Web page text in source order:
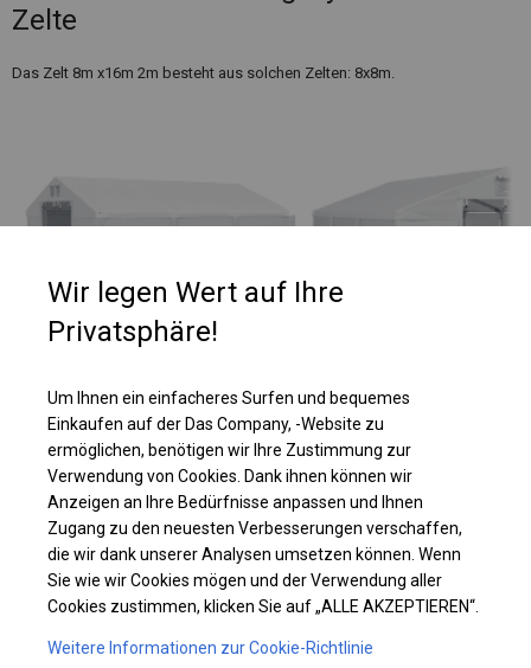
Zelte
Das Zelt 8m x16m 2m besteht aus solchen Zelten: 8x8m.
Einzelheiten ansehen
Plane ändern
Wir legen Wert auf Ihre
Privatsphäre!
Um Ihnen ein einfacheres Surfen und bequemes
Einkaufen auf der Das Company, -Website zu
ermöglichen, benötigen wir Ihre Zustimmung zur
Verwendung von Cookies. Dank ihnen können wir
Anzeigen an Ihre Bedürfnisse anpassen und Ihnen
Zugang zu den neuesten Verbesserungen verschaffen,
die wir dank unserer Analysen umsetzen können. Wenn
Sie wie wir Cookies mögen und der Verwendung aller
Cookies zustimmen, klicken Sie auf „ALLE AKZEPTIEREN“.
Weitere Informationen zur Cookie-Richtlinie